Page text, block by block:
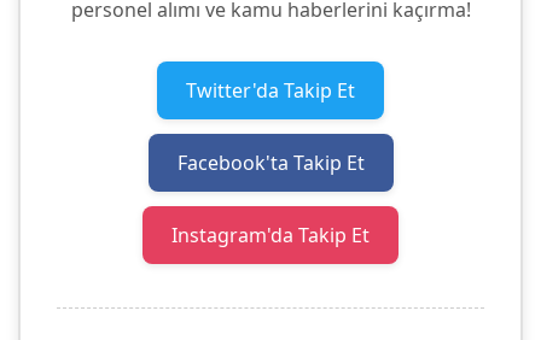
personel alımı ve kamu haberlerini kaçırma!
Twitter'da Takip Et
Facebook'ta Takip Et
Instagram'da Takip Et